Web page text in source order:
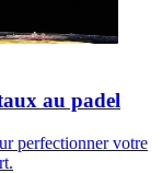
au padel
perfectionner votre